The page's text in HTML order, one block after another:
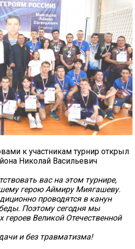
к участникам турнир открыл
Николай Васильевич
вас на этом турнире,
герою Аймиру Миягашеву.
проводятся в канун
Поэтому сегодня мы
героев Великой Отечественной
и без травматизма!